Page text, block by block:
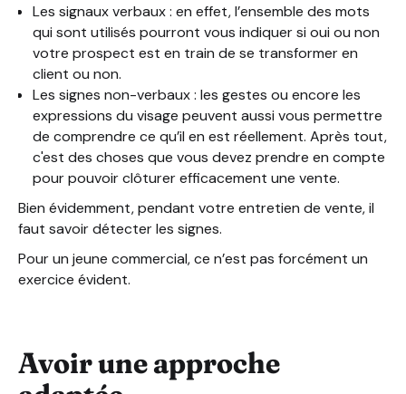
Les signaux verbaux : en effet, l’ensemble des mots
qui sont utilisés pourront vous indiquer si oui ou non
votre prospect est en train de se transformer en
client ou non.
Les signes non-verbaux : les gestes ou encore les
expressions du visage peuvent aussi vous permettre
de comprendre ce qu’il en est réellement. Après tout,
c'est des choses que vous devez prendre en compte
pour pouvoir clôturer efficacement une vente.
Bien évidemment, pendant votre entretien de vente, il
faut savoir détecter les signes.
Pour un jeune commercial, ce n’est pas forcément un
exercice évident.
Avoir une approche